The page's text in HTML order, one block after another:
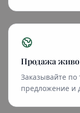
Продажа
Заказывайте
предложение и